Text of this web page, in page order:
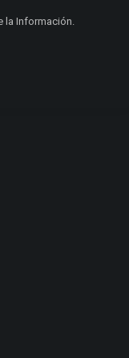
la Información.